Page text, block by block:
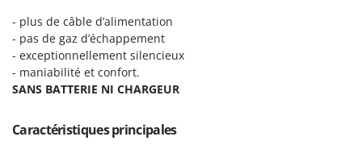
Poussoirs à saucisse
Presses à pellets
Pressoirs à Raisin
Gipeco
Girmi
GRAEF
Gre
Greenworks
- plus de câble d’alimentation
- pas de gaz d’échappement
- exceptionnellement silencieux
- maniabilité et confort.
SANS BATTERIE NI CHARGEUR
Caractéristiques principales